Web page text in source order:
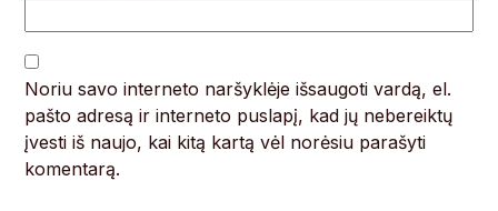
Noriu savo interneto naršyklėje išsaugoti vardą, el.
pašto adresą ir interneto puslapį, kad jų nebereiktų
įvesti iš naujo, kai kitą kartą vėl norėsiu parašyti
komentarą.